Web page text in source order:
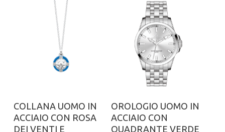
Aggiungi al carrello
COLLANA UOMO IN
ACCIAIO CON ROSA
DEI VENTI E
Aggiungi al carrello
OROLOGIO UOMO IN
ACCIAIO CON
QUADRANTE VERDE